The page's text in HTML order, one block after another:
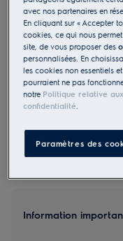
4.7 (3)
Information
avec nos partenaires en
En cliquant sur « Accepter
cookies, ce qui nous
site, de vous proposer des
personnalisées. En
les cookies non essentiels
pourraient ne pas
notre Politique relative
confidentialité.
Paramètres des